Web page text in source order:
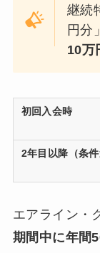
継続
円分
10万
初回入会時
2年目以降（条件
エアライン・
期間中に年間